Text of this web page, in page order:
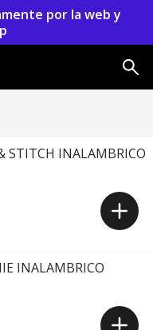
por la web y
STITCH INALAMBRICO
INALAMBRICO